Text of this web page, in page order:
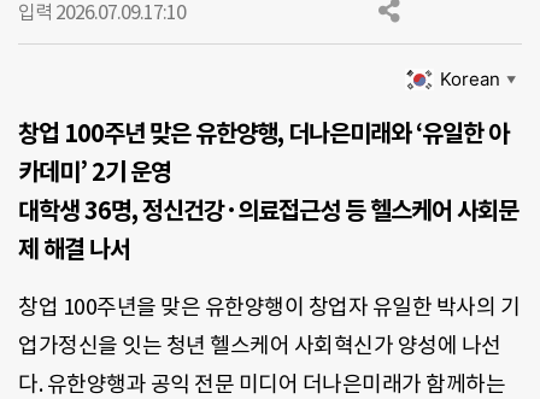
입력 2026.07.09.17:10
Korean ▼
창업 100주년 맞은 유한양행, 더나은미래와 ‘유일한 아
카데미’ 2기 운영
대학생 36명, 정신건강·의료접근성 등 헬스케어 사회문
제 해결 나서
창업 100주년을 맞은 유한양행이 창업자 유일한 박사의 기
업가정신을 잇는 청년 헬스케어 사회혁신가 양성에 나선
다. 유한양행과 공익 전문 미디어 더나은미래가 함께하는